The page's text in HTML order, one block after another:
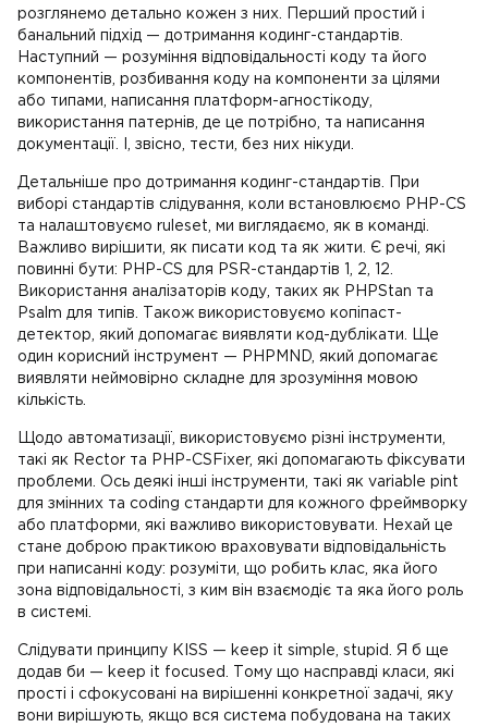
розглянемо детально кожен з них. Перший простий і
банальний підхід — дотримання кодинг-стандартів.
Наступний — розуміння відповідальності коду та його
компонентів, розбивання коду на компоненти за цілями
або типами, написання платформ-агностікоду,
використання патернів, де це потрібно, та написання
документації. І, звісно, тести, без них нікуди.
Детальніше про дотримання кодинг-стандартів. При
виборі стандартів слідування, коли встановлюємо PHP-CS
та налаштовуємо ruleset, ми виглядаємо, як в команді.
Важливо вирішити, як писати код та як жити. Є речі, які
повинні бути: PHP-CS для PSR-стандартів 1, 2, 12.
Використання аналізаторів коду, таких як PHPStan та
Psalm для типів. Також використовуємо копіпаст-
детектор, який допомагає виявляти код-дублікати. Ще
один корисний інструмент — PHPMND, який допомагає
виявляти неймовірно складне для зрозуміння мовою
кількість.
Щодо автоматизації, використовуємо різні інструменти,
такі як Rector та PHP-CSFixer, які допомагають фіксувати
проблеми. Ось деякі інші інструменти, такі як variable pint
для змінних та coding стандарти для кожного фреймворку
або платформи, які важливо використовувати. Нехай це
стане доброю практикою враховувати відповідальність
при написанні коду: розуміти, що робить клас, яка його
зона відповідальності, з ким він взаємодіє та яка його роль
в системі.
Слідувати принципу KISS — keep it simple, stupid. Я б ще
додав би — keep it focused. Тому що насправді класи, які
прості і сфокусовані на вирішенні конкретної задачі, яку
вони вирішують, якщо вся система побудована на таких